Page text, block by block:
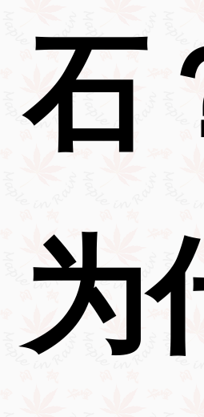
石
为